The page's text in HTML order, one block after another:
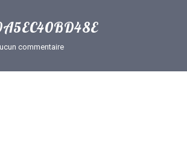
commentaire